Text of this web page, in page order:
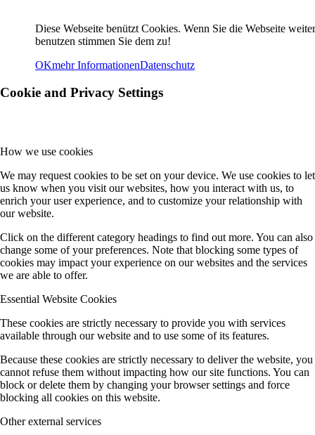
Diese Webseite benützt Cookies. Wenn Sie die Webseite weiter
benutzen stimmen Sie dem zu!
OKmehr InformationenDatenschutz
Cookie and Privacy Settings
How we use cookies
We may request cookies to be set on your device. We use cookies to let
us know when you visit our websites, how you interact with us, to
enrich your user experience, and to customize your relationship with
our website.
Click on the different category headings to find out more. You can also
change some of your preferences. Note that blocking some types of
cookies may impact your experience on our websites and the services
we are able to offer.
Essential Website Cookies
These cookies are strictly necessary to provide you with services
available through our website and to use some of its features.
Because these cookies are strictly necessary to deliver the website, you
cannot refuse them without impacting how our site functions. You can
block or delete them by changing your browser settings and force
blocking all cookies on this website.
Other external services